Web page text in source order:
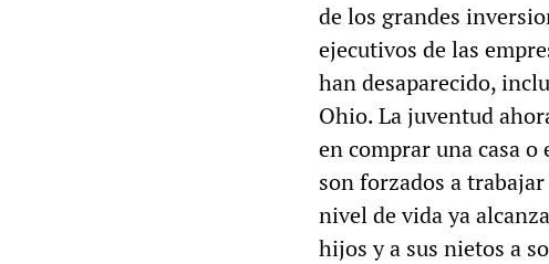
de los grandes
ejecutivos de las
han desaparecido,
Ohio. La juventud
en comprar una casa
son forzados a
nivel de vida ya
hijos y a sus nietos a